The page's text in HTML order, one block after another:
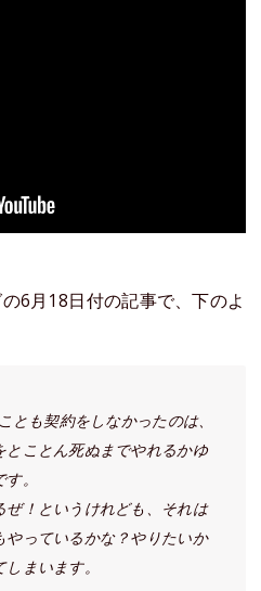
6月18日付の記事で、下のよ
とも契約をしなかったのは、
とことん死ぬまでやれるかゆ
。
ぜ！というけれども、それは
っているかな？やりたいか
まいます。